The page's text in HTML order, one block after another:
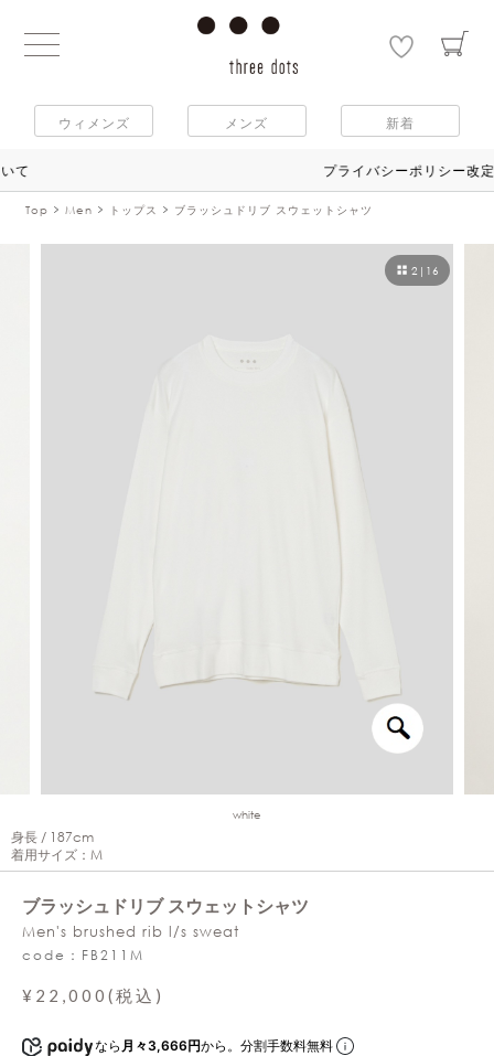
ウィメンズ メンズ 新着
プライバシーポリシー改定のお知らせ
Top Men トップス ブラッシュドリブ スウェットシャツ
2 | 16
white
身長 / 187cm
着用サイズ：M
ブラッシュドリブ スウェットシャツ
Men's brushed rib l/s sweat
code：FB211M
¥22,000(税込)
なら 月々3,666円から。分割手数料無料